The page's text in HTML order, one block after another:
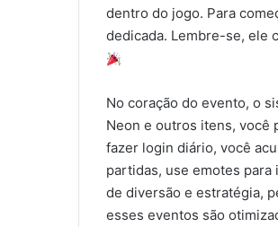
dentro do jogo. Para
dedicada. Lembre-se, ele
No coração do evento, o
Neon e outros itens, você
fazer login diário, você
partidas, use emotes para
de diversão e estratégia,
esses eventos são